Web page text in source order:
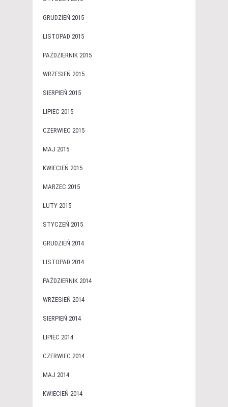
GRUDZIEŃ 2015
LISTOPAD 2015
PAŹDZIERNIK 2015
WRZESIEŃ 2015
SIERPIEŃ 2015
LIPIEC 2015
CZERWIEC 2015
MAJ 2015
KWIECIEŃ 2015
MARZEC 2015
LUTY 2015
STYCZEŃ 2015
GRUDZIEŃ 2014
LISTOPAD 2014
PAŹDZIERNIK 2014
WRZESIEŃ 2014
SIERPIEŃ 2014
LIPIEC 2014
CZERWIEC 2014
MAJ 2014
KWIECIEŃ 2014